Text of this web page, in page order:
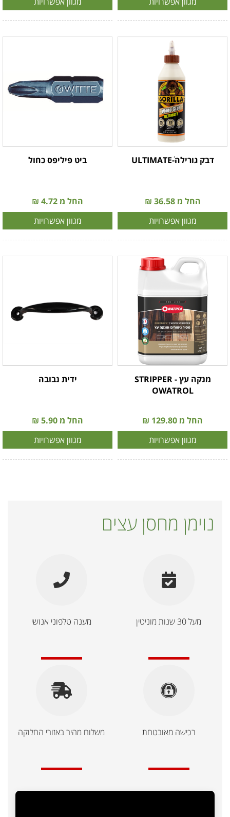
דבק גורילה-ULTIMATEׁׁׂׂ
החל מ 36.58 ₪
מגוון אפשרויות
ביט פיליפס כחול
החל מ 4.72 ₪
מגוון אפשרויות
מנקה עץ STRIPPER -
OWATROL
החל מ 129.80 ₪
מגוון אפשרויות
ידית נבובה
החל מ 5.90 ₪
מגוון אפשרויות
נוימן מחסן עצים
מענה טלפוני אנושי מעל 30 שנות מוניטין
משלוח מהיר באזורי החלוקה רכישה מאובטחת